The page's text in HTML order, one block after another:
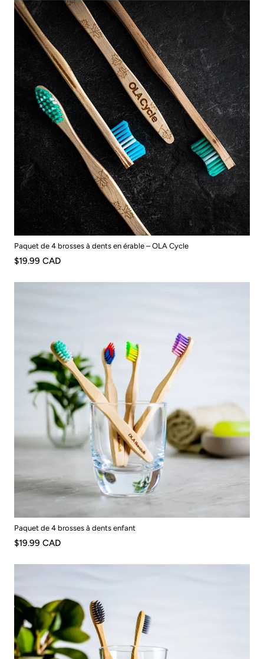
Paquet de 4 brosses à dents en érable – OLA Cycle
$19.99 CAD
Paquet de 4 brosses à dents enfant
$19.99 CAD